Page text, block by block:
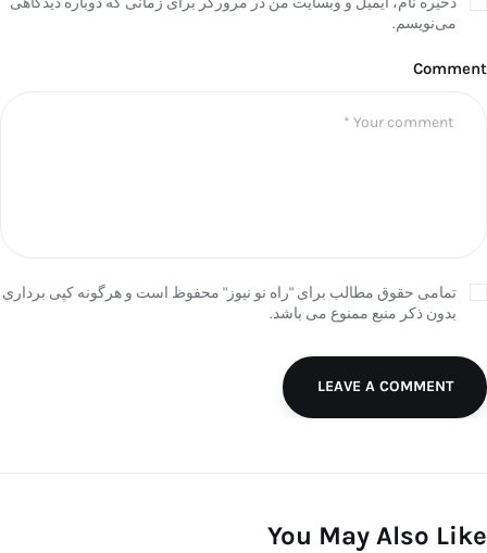
می‌نویسم.
Comment
تمامی حقوق مطالب برای "راه نو نیوز" محفوظ است و هرگونه کپی برداری
بدون ذکر منبع ممنوع می باشد.
LEAVE A COMMENT
You May Also Like